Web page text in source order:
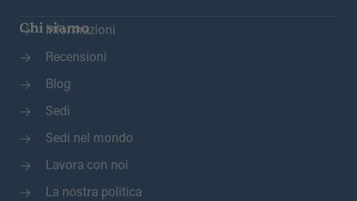
Chi siamo
Informazioni
Recensioni
Blog
Sedi
Sedi nel mondo
Lavora con noi
La nostra politica